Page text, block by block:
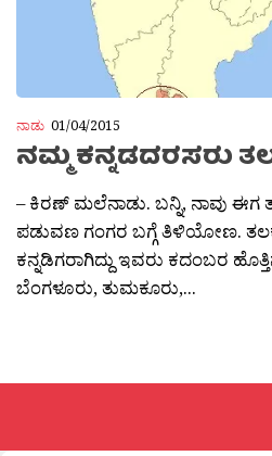
ನಾಡು 01/04/2015
ನಮ್ಮ ಕನ್ನಡದರಸರು
– ಕಿರಣ್ ಮಲೆನಾಡು. ಬನ್ನಿ, ನಾವು ಈಗ
ಪಡುವಣ ಗಂಗರ ಬಗ್ಗೆ ತಿಳಿಯೋಣ.
ಕನ್ನಡಿಗರಾಗಿದ್ದು ಇವರು ಕದಂಬರ
ಬೆಂಗಳೂರು, ತುಮಕೂರು,...